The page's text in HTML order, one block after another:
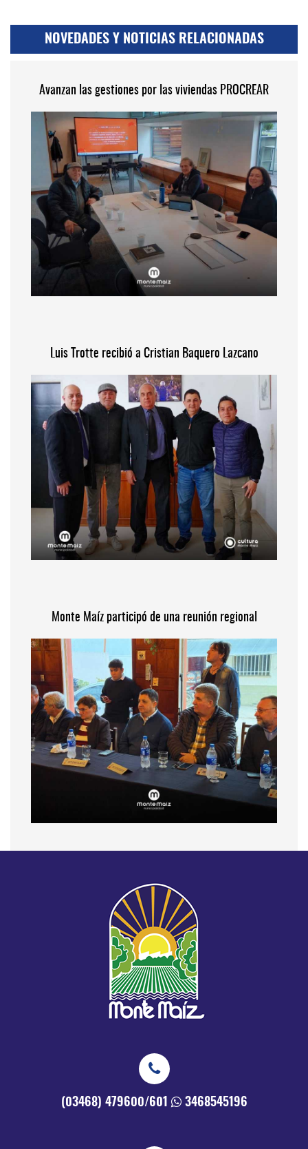
NOVEDADES Y NOTICIAS RELACIONADAS
Avanzan las gestiones por las viviendas PROCREAR
Luis Trotte recibió a Cristian Baquero Lazcano
Monte Maíz participó de una reunión regional
(03468) 479600/601 3468545196